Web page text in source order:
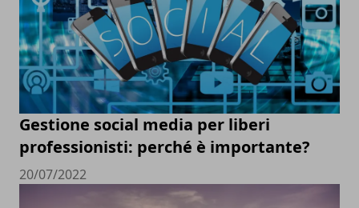
Gestione social media per liberi
professionisti: perché è importante?
20/07/2022